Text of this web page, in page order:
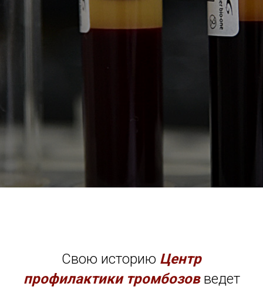
Свою историю Центр
профилактики тромбозовведет